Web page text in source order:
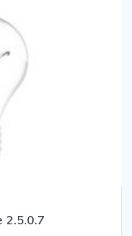
2.5.0.7